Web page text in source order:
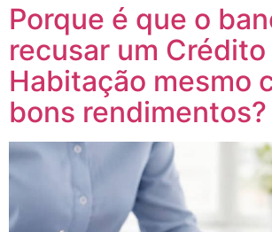
Porque é que o
recusar um Crédito
Habitação mesmo
bons rendimentos?